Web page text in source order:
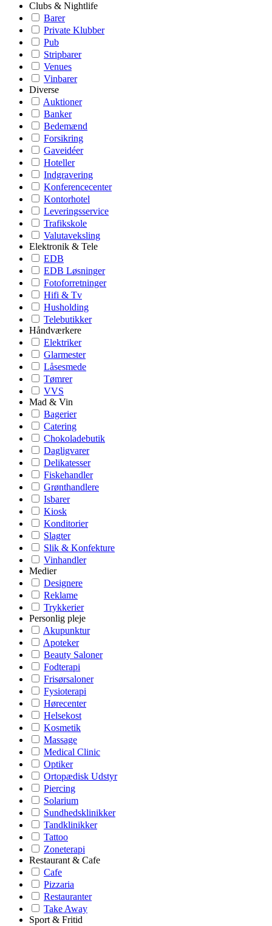
Clubs & Nightlife
Barer
Private Klubber
Pub
Stripbarer
Venues
Vinbarer
Diverse
Auktioner
Banker
Bedemænd
Forsikring
Gaveidéer
Hoteller
Indgravering
Konferencecenter
Kontorhotel
Leveringsservice
Trafikskole
Valutaveksling
Elektronik & Tele
EDB
EDB Løsninger
Fotoforretninger
Hifi & Tv
Husholding
Telebutikker
Håndværkere
Elektriker
Glarmester
Låsesmede
Tømrer
VVS
Mad & Vin
Bagerier
Catering
Chokoladebutik
Dagligvarer
Delikatesser
Fiskehandler
Grønthandlere
Isbarer
Kiosk
Konditorier
Slagter
Slik & Konfekture
Vinhandler
Medier
Designere
Reklame
Trykkerier
Personlig pleje
Akupunktur
Apoteker
Beauty Saloner
Fodterapi
Frisørsaloner
Fysioterapi
Hørecenter
Helsekost
Kosmetik
Massage
Medical Clinic
Optiker
Ortopædisk Udstyr
Piercing
Solarium
Sundhedsklinikker
Tandklinikker
Tattoo
Zoneterapi
Restaurant & Cafe
Cafe
Pizzaria
Restauranter
Take Away
Sport & Fritid